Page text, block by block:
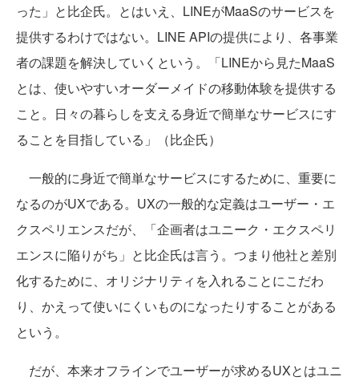
った」と比企氏。とはいえ、LINEがMaaSのサービスを
提供するわけではない。LINE APIの提供により、各事業
者の課題を解決していくという。「LINEから見たMaaS
とは、使いやすいオーダーメイドの移動体験を提供する
こと。日々の暮らしを支える身近で簡単なサービスにす
ることを目指している」（比企氏）
一般的に身近で簡単なサービスにするために、重要に
なるのがUXである。UXの一般的な定義はユーザー・エ
クスペリエンスだが、「企画者はユニーク・エクスペリ
エンスに陥りがち」と比企氏は言う。つまり他社と差別
化するために、オリジナリティを入れることにこだわ
り、かえって使いにくいものになったりすることがある
という。
だが、本来オフラインでユーザーが求めるUXとはユニ